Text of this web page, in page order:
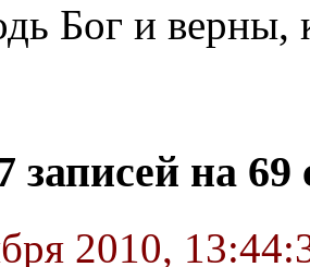
Бог и верны,
записей на
2010,